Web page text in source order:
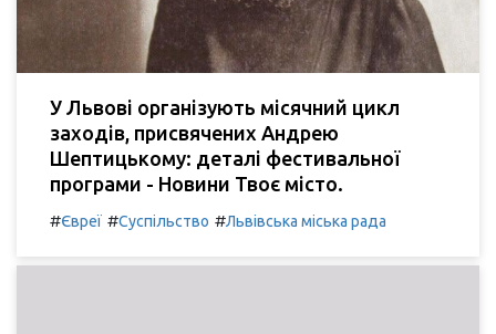
У Львові організують місячний цикл
заходів, присвячених Андрею
Шептицькому: деталі фестивальної
програми - Новини Твоє місто.
#Євреї #Суспільство #Львівська міська рада